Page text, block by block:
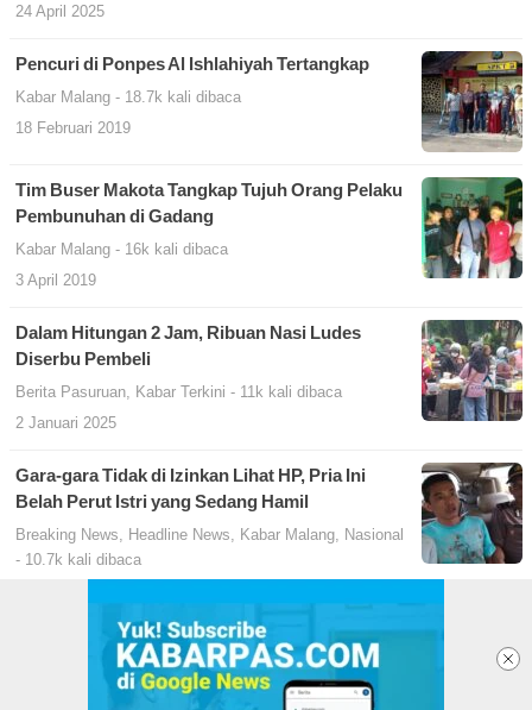
24 April 2025
Pencuri di Ponpes Al Ishlahiyah Tertangkap
Kabar Malang - 18.7k kali dibaca
18 Februari 2019
Tim Buser Makota Tangkap Tujuh Orang Pelaku
Pembunuhan di Gadang
Kabar Malang - 16k kali dibaca
3 April 2019
Dalam Hitungan 2 Jam, Ribuan Nasi Ludes
Diserbu Pembeli
Berita Pasuruan Kabar Terkini - 11k kali dibaca
2 Januari 2025
Gara-gara Tidak di Izinkan Lihat HP, Pria Ini
Belah Perut Istri yang Sedang Hamil
Breaking News Headline News Kabar Malang
Nasional
- 10.7k kali dibaca